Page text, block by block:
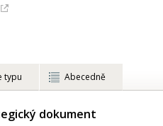
typu Abecedně
dokument